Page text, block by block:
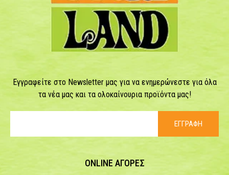
Εγγραφείτε στο Newsletter μας για να ενημερώνεστε για όλα
τα νέα μας και τα ολοκαίνουρια προϊόντα μας!
ΕΓΓΡΑΦΗ
ONLINE ΑΓΟΡΕΣ